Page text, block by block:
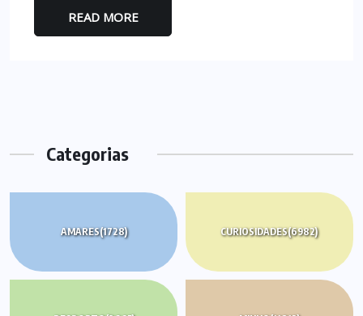
READ MORE
Categorias
AMARES(1728) CURIOSIDADES(6982)